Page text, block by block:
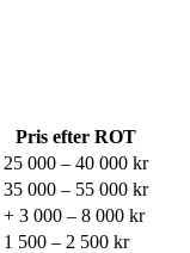
Pris efter ROT
25 000 – 40 000 kr
35 000 – 55 000 kr
+ 3 000 – 8 000 kr
1 500 – 2 500 kr